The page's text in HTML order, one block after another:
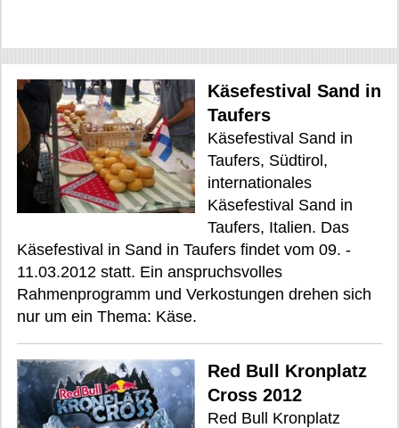
Käsefestival Sand in
Taufers
Käsefestival Sand in
Taufers, Südtirol,
internationales
Käsefestival Sand in
Taufers, Italien. Das
Käsefestival in Sand in Taufers findet vom 09. -
11.03.2012 statt. Ein anspruchsvolles
Rahmenprogramm und Verkostungen drehen sich
nur um ein Thema: Käse.
Red Bull Kronplatz
Cross 2012
Red Bull Kronplatz